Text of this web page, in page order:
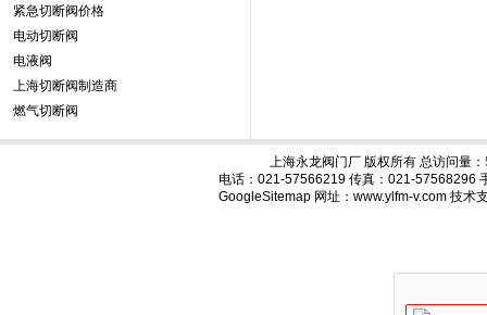
紧急切断阀价格
电动切断阀
电液阀
上海切断阀制造商
燃气切断阀
上海永龙阀门厂 版权所有 总访问量：
电话：021-57566219 传真：021-57568296
GoogleSitemap网址：www.ylfm-v.com 技术